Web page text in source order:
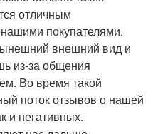
отличным
покупателями.
внешний вид и
из-за общения
Во время такой
поток отзывов о нашей
и негативных.